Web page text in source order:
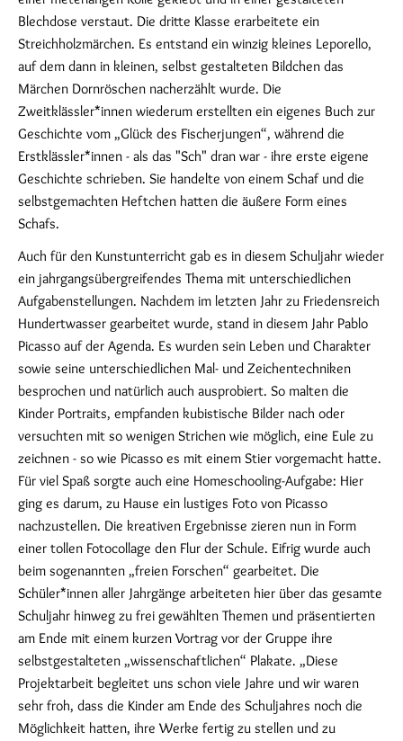
Blechdose verstaut. Die dritte Klasse erarbeitete ein
Streichholzmärchen. Es entstand ein winzig kleines Leporello,
auf dem dann in kleinen, selbst gestalteten Bildchen das
Märchen Dornröschen nacherzählt wurde. Die
Zweitklässler*innen wiederum erstellten ein eigenes Buch zur
Geschichte vom „Glück des Fischerjungen“, während die
Erstklässler*innen - als das "Sch" dran war - ihre erste eigene
Geschichte schrieben. Sie handelte von einem Schaf und die
selbstgemachten Heftchen hatten die äußere Form eines
Schafs.
Auch für den Kunstunterricht gab es in diesem Schuljahr wieder
ein jahrgangsübergreifendes Thema mit unterschiedlichen
Aufgabenstellungen. Nachdem im letzten Jahr zu Friedensreich
Hundertwasser gearbeitet wurde, stand in diesem Jahr Pablo
Picasso auf der Agenda. Es wurden sein Leben und Charakter
sowie seine unterschiedlichen Mal- und Zeichentechniken
besprochen und natürlich auch ausprobiert. So malten die
Kinder Portraits, empfanden kubistische Bilder nach oder
versuchten mit so wenigen Strichen wie möglich, eine Eule zu
zeichnen - so wie Picasso es mit einem Stier vorgemacht hatte.
Für viel Spaß sorgte auch eine Homeschooling-Aufgabe: Hier
ging es darum, zu Hause ein lustiges Foto von Picasso
nachzustellen. Die kreativen Ergebnisse zieren nun in Form
einer tollen Fotocollage den Flur der Schule. Eifrig wurde auch
beim sogenannten „freien Forschen“ gearbeitet. Die
Schüler*innen aller Jahrgänge arbeiteten hier über das gesamte
Schuljahr hinweg zu frei gewählten Themen und präsentierten
am Ende mit einem kurzen Vortrag vor der Gruppe ihre
selbstgestalteten „wissenschaftlichen“ Plakate. „Diese
Projektarbeit begleitet uns schon viele Jahre und wir waren
sehr froh, dass die Kinder am Ende des Schuljahres noch die
Möglichkeit hatten, ihre Werke fertig zu stellen und zu